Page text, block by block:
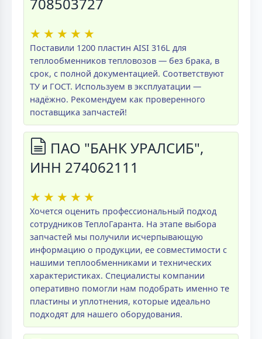
★ ★ ★ ★ ★
Поставили 1200 пластин AISI 316L для
теплообменников тепловозов — без брака, в
срок, с полной документацией. Соответствуют
ТУ и ГОСТ. Используем в эксплуатации —
надёжно. Рекомендуем как проверенного
поставщика запчастей!
ПАО "БАНК УРАЛСИБ",
ИНН 274062111
★ ★ ★ ★ ★
Хочется оценить профессиональный подход
сотрудников ТеплоГаранта. На этапе выбора
запчастей мы получили исчерпывающую
информацию о продукции, ее совместимости с
нашими теплообменниками и технических
характеристиках. Специалисты компании
оперативно помогли нам подобрать именно те
пластины и уплотнения, которые идеально
подходят для нашего оборудования.